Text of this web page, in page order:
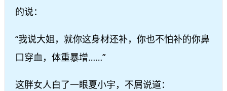
的说：
“我说大姐，就你这身材还补，你也不怕补的你鼻
口穿血，体重暴增……”
这胖女人白了一眼夏小宇，不屑说道：